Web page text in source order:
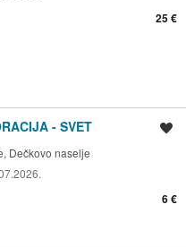
25 €
- SVET
Dečkovo naselje
6 €